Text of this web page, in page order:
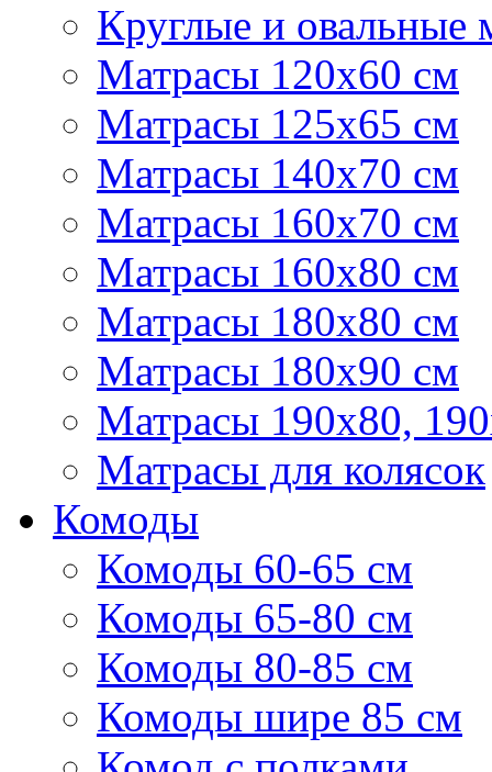
Круглые и овальные
Матрасы 120х60 см
Матрасы 125х65 см
Матрасы 140х70 см
Матрасы 160х70 см
Матрасы 160х80 см
Матрасы 180х80 см
Матрасы 180х90 см
Матрасы 190х80,
Матрасы для колясок
Комоды
Комоды 60-65 см
Комоды 65-80 см
Комоды 80-85 см
Комоды шире 85 см